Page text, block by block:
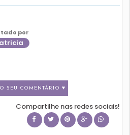
por
SEU COMENTÁRIO ♥
Compartilhe nas redes sociais!